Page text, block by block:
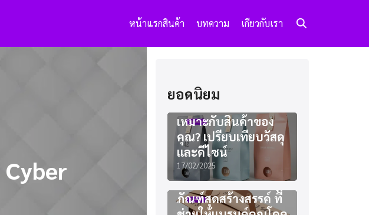
หน้าแรกสินค้า บทความ เกียวกับเรา
ยอดนิยม
เหมาะกับสินค้าของ
คุณ? เปรียบเทียบวัสดุ
และดีไซน์
17/02/2025
ไอเดียออกแบบบรรจุ
ภัณฑ์สุดสร้างสรรค์ ที่